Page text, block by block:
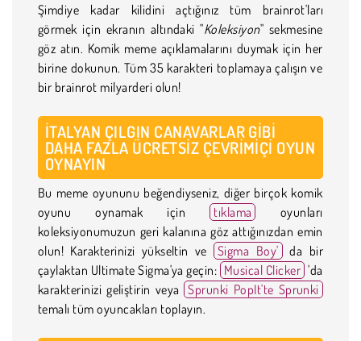
Şimdiye kadar kilidini açtığınız tüm brainrot'ları
görmek için ekranın altındaki "Koleksiyon" sekmesine
göz atın. Komik meme açıklamalarını duymak için her
birine dokunun. Tüm 35 karakteri toplamaya çalışın ve
bir brainrot milyarderi olun!
İTALYAN ÇILGIN CANAVARLAR GIBI
DAHA FAZLA ÜCRETSIZ ÇEVRIMIÇI OYUN
OYNAYIN
Bu meme oyununu beğendiyseniz, diğer birçok komik
oyunu oynamak için tıklama
oyunları
koleksiyonumuzun geri kalanına göz attığınızdan emin
olun! Karakterinizi yükseltin ve
Sigma Boy' da bir
çaylaktan Ultimate Sigma'ya geçin: Musical Clicker 'da
karakterinizi geliştirin veya Sprunki PopIt'te Sprunki
temalı tüm oyuncakları toplayın.